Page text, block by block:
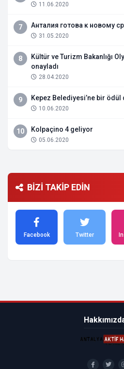
11.06.2020
7 Анталия готова к новому
31.05.2020
8
Kültür ve Turizm Bakanlığı
onayladı
28.04.2020
9 Kepez Belediyesi’ne bir ödül
10.06.2020
10 Kolpaçino 4 geliyor
05.06.2020
BİZİ TAKİP EDİN
Facebook Twitter